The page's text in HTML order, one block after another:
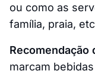
ou como as
família, praia,
Recomendação
marcam